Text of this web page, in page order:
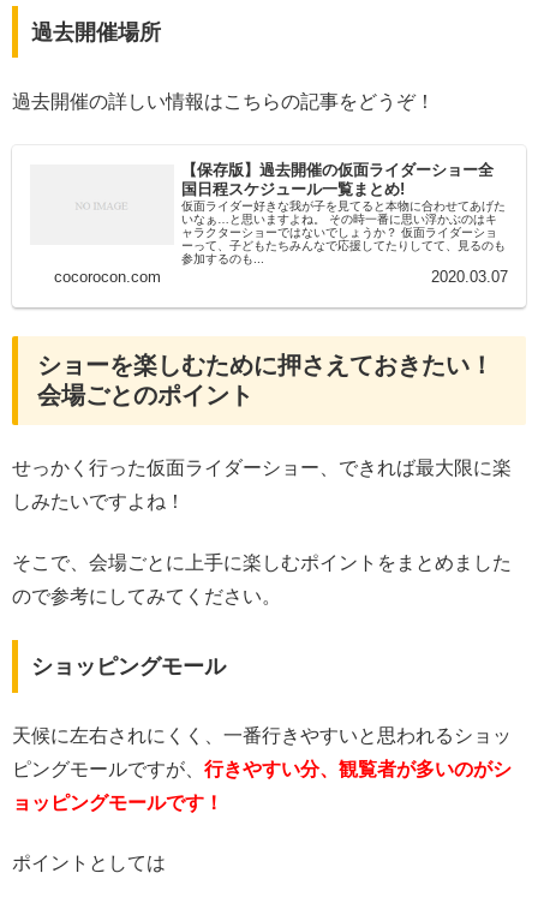
過去開催場所
過去開催の詳しい情報はこちらの記事をどうぞ！
【保存版】過去開催の仮面ライダーショー全
国日程スケジュール一覧まとめ!
仮面ライダー好きな我が子を見てると本物に合わせてあげた
いなぁ…と思いますよね。 その時一番に思い浮かぶのはキ
ャラクターショーではないでしょうか？ 仮面ライダーショ
ーって、子どもたちみんなで応援してたりしてて、見るのも
参加するのも...
cocorocon.com 2020.03.07
ショーを楽しむために押さえておきたい！
会場ごとのポイント
せっかく行った仮面ライダーショー、できれば最大限に楽
しみたいですよね！
そこで、会場ごとに上手に楽しむポイントをまとめました
ので参考にしてみてください。
ショッピングモール
天候に左右されにくく、一番行きやすいと思われるショッ
ピングモールですが、 行きやすい分、観覧者が多いのがシ
ョッピングモールです！
ポイントとしては